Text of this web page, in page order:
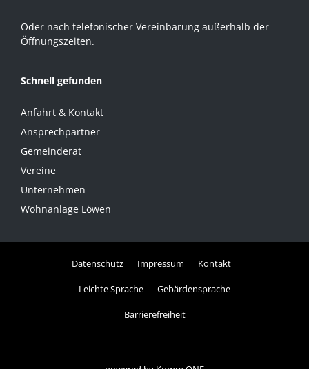
Oder nach telefonischer Vereinbarung außerhalb der
Öffnungszeiten.
Schnell gefunden
Anfahrt & Kontakt
Ansprechpartner
Gemeinderat
Vereine
Unternehmen
Wohnanlage Löwen
Datenschutz Impressum Kontakt
Leichte Sprache Gebärdensprache
Barrierefreiheit